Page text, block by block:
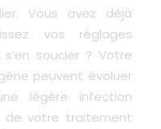
Vous avez déjà
vos réglages
soucier ? Votre
peuvent évoluer
légère infection
de votre traitement